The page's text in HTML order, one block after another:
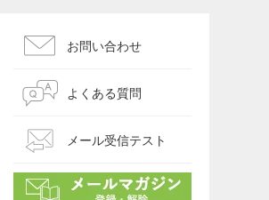
お問い合わせ
よくある質問
メール受信テスト